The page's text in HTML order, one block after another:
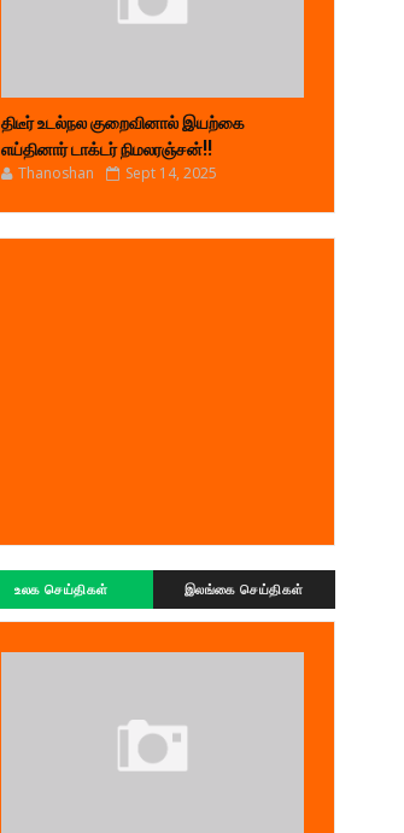
திடீர் உடல்நல குறைவினால் இயற்கை
எய்தினார் டாக்டர் நிமலரஞ்சன்!!
Thanoshan Sept 14, 2025
உலக செய்திகள் இலங்கை செய்திகள்